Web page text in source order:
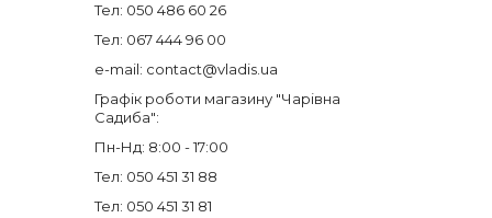
Тел: 050 486 60 26
Тел: 067 444 96 00
e-mail: contact@vladis.ua
Графік роботи магазину "Чарівна
Садиба":
Пн-Нд: 8:00 - 17:00
Тел: 050 451 31 88
Тел: 050 451 31 81